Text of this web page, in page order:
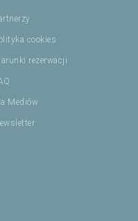
cookies
rezerwacji
Mediów